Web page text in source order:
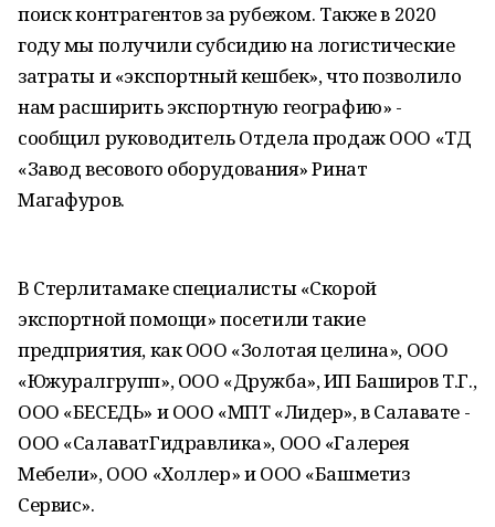
поиск контрагентов за рубежом. Также в 2020
году мы получили субсидию на логистические
затраты и «экспортный кешбек», что позволило
нам расширить экспортную географию» -
сообщил руководитель Отдела продаж ООО «ТД
«Завод весового оборудования» Ринат
Магафуров.
В Стерлитамаке специалисты «Скорой
экспортной помощи» посетили такие
предприятия, как ООО «Золотая целина», ООО
«Южуралгрупп», ООО «Дружба», ИП Баширов Т.Г.,
ООО «БЕСЕДЬ» и ООО «МПТ «Лидер», в Салавате -
ООО «СалаватГидравлика», ООО «Галерея
Мебели», ООО «Холлер» и ООО «Башметиз
Сервис».